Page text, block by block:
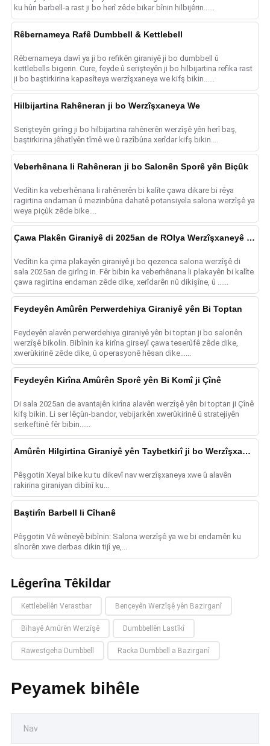
ku hûn barbell-a rast ji bo herî zêde bikar bînin hilbijêrin......
Rêbernameya Rafê Dumbbell & Kettlebell
Rêbernameya dawî ya ji bo refikên giraniyê ji bo dumbbell û
kettlebells bigerin. Cure, feyde û serişteyên ji bo hilbijartina refika rast
ji bo baştirkirina kapasîteya werzîşxaneya we kifş bikin......
Hilbijartina Rahêneran ji bo Werzîşxaneya We
Serişteyên girîng ji bo hilbijartina rahênerên werzîşê yên herî baş,
baştirkirina jêhatîyên tîmê we û razîbûna xerîdar kifş bikin....
Veberhênana li Rahêneran ji bo Salonên Sporê yên Biçûk
Vedîtin ka veberhênana li rahênerên bi kalîte çawa dikare bi rêya
ragirtina endaman û mezinbûna dahatê potansiyela salona werzîşê ya
weya piçûk zêde bike....
Çawa Plakên Giraniyê di 2025an de ROIya Werzîşxaneyê Zêde Dikin
Vedîtin ka çima plakayên giraniyê ji bo qezenca salona werzîşê di
sala 2025an de girîng in. Fêr bibin ka veberhênana li plakayên bi kalîte
çawa ragirtina endaman zêde dike, xerîdarên nû dikişîne, û ......
Feydeyên Amûrên Perwerdehiya Giraniyê yên Bi Toptan
Feydeyên alavên perwerdehiya giraniyê yên bi toptan ji bo salonên
werzîşê bikolin. Bibînin ka kirîna girseyî çawa teserûfê zêde dike,
xwerûkirinê zêde dike, û operasyonê hêsan dike......
Feydeyên Kirîna Amûrên Sporê yên Bi Komî ji Çînê
Di sala 2025an de avantajên kirîna alavên werzîşê yên bi toptan ji Çînê
kifş bikin. Li ser lêçûn-bandor, vebijarkên xwerûkirinê û stratejiyên
serkeftinê fêr bibin......
Amûrên Hilgirtina Giraniyê yên Taybetkirî ji bo Werzîşxaneyan
Pêşgotin Xeyal bike ku tu dikevî nav werzîşxaneya xwe û alavên
rakirina giraniyan dibînî ku...
Baştirîn Barbell li Cîhanê
Pêşgotin Vê wêneyê bibînin: Salona werzîşê ya we bi endamên ku
sînorên xwe derbas dikin tijî ye,...
Lêgerîna Têkildar
Kettlebellên Verastbar Bençeyên Werzîşê yên Bazirganî
Bihayê Amûrên Werzîşê Dumbbellên Lastîkî
Rawestgeha Dumbbell Racka Dumbbell a Bazirganî
Peyamek bihêle